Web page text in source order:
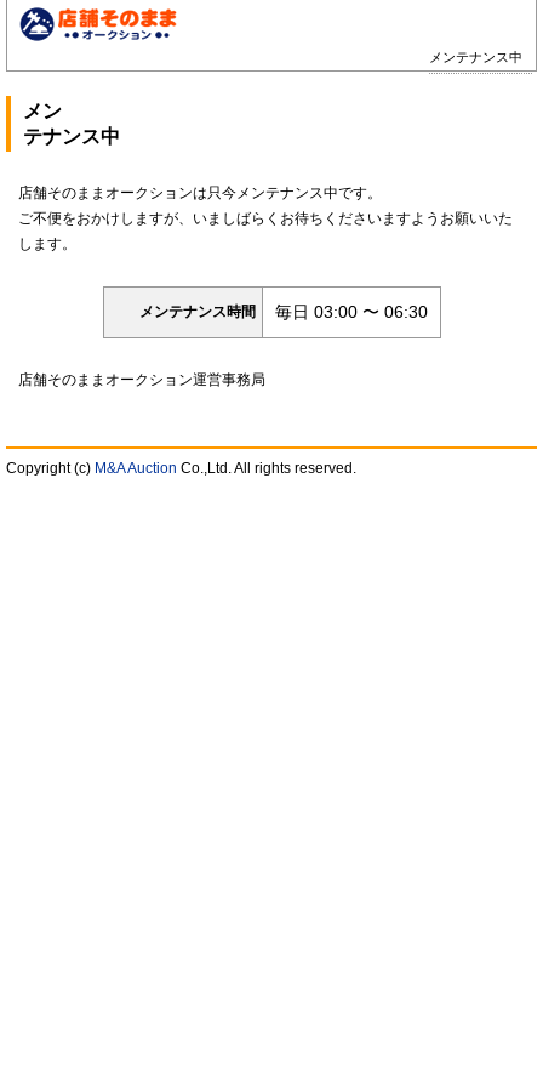
メンテナンス中
メン
テナンス中
店舗そのままオークションは只今メンテナンス中です。
ご不便をおかけしますが、いましばらくお待ちくださいますようお願いいた
します。
メンテナンス時間 毎日 03:00 〜 06:30
店舗そのままオークション運営事務局
Copyright (c) M&A Auction Co.,Ltd. All rights reserved.